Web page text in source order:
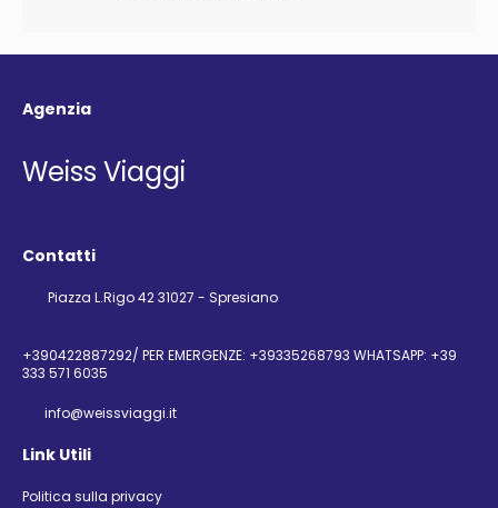
Agenzia
Weiss Viaggi
Contatti
Piazza L.Rigo 42 31027 - Spresiano
+390422887292/ PER EMERGENZE: +39335268793 WHATSAPP: +39
333 571 6035
info@weissviaggi.it
Link Utili
Politica sulla privacy